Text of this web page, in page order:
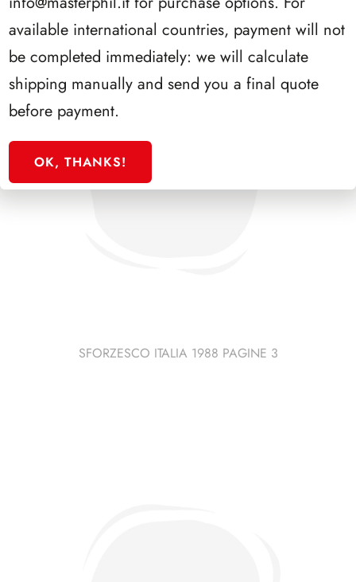
SFORZESCO ITALIA 1988 PAGINE 3
available international countries, payment will not
be completed immediately: we will calculate
shipping manually and send you a final quote
before payment.
OK, THANKS!